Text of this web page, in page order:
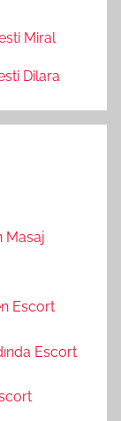
Miral
Dilara
Masaj
Escort
Escort